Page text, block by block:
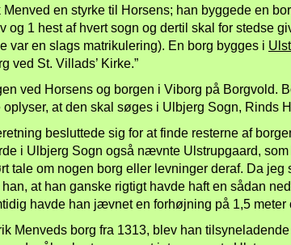
en styrke til Horsens; han byggede en
og 1 hest af hvert sogn og dertil skal for stedse
var en slags matrikulering). En borg bygges i
ved St. Villads’ Kirke.”
ved Horsens og borgen i Viborg på Borgvold.
at den skal søges i Ulbjerg Sogn, Rinds
besluttede sig for at finde resterne af
i Ulbjerg Sogn også nævnte Ulstrupgaard,
tale om nogen borg eller levninger deraf. Da jeg
at han ganske rigtigt havde haft en sådan
havde han jævnet en forhøjning på 1,5 meter
Menveds borg fra 1313, blev han